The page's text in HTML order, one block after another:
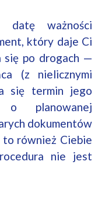
datę ważności
który daje Ci
się po drogach —
(z nielicznymi
się termin jego
o planowanej
dokumentów
to również Ciebie
nie jest